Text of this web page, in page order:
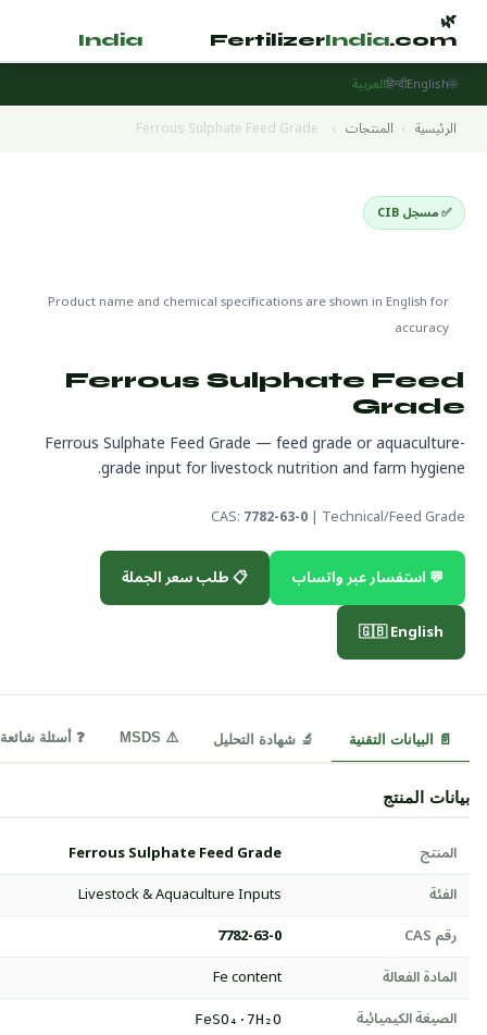
🌿
FertilizerIndia.com
India
🌐
English
हिन्दीالعربية
الرئيسية › المنتجات ›
Ferrous Sulphate Feed Grade
✅ مسجل CIB
Product name and chemical specifications are shown in English for
accuracy
Ferrous Sulphate Feed
Grade
Ferrous Sulphate Feed Grade — feed grade or aquaculture-
grade input for livestock nutrition and farm hygiene.
CAS:7782-63-0 | Technical/Feed Grade
💬 استفسار عبر واتساب
📋 طلب سعر الجملة
🇬🇧 English
📄 البيانات التقنية 🔬 شهادة التحليل ⚠️ MSDS ❓ أسئلة شائعة
بيانات المنتج
المنتج
Ferrous Sulphate Feed Grade
الفئة
Livestock & Aquaculture Inputs
رقم CAS
7782-63-0
المادة الفعالة
Fe content
الصيغة الكيميائية
FeSO₄·7H₂O